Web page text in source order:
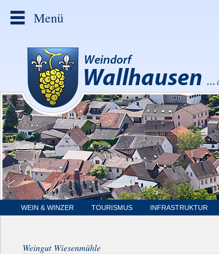
Menü
WEIN & WINZER TOURISMUS INFRASTRUKTUR
Weingut Wiesenmühle